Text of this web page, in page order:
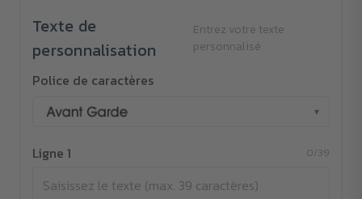
Texte de
personnalisation
Entrez votre texte
personnalisé
Police de caractères
▾
Ligne 1 0/39